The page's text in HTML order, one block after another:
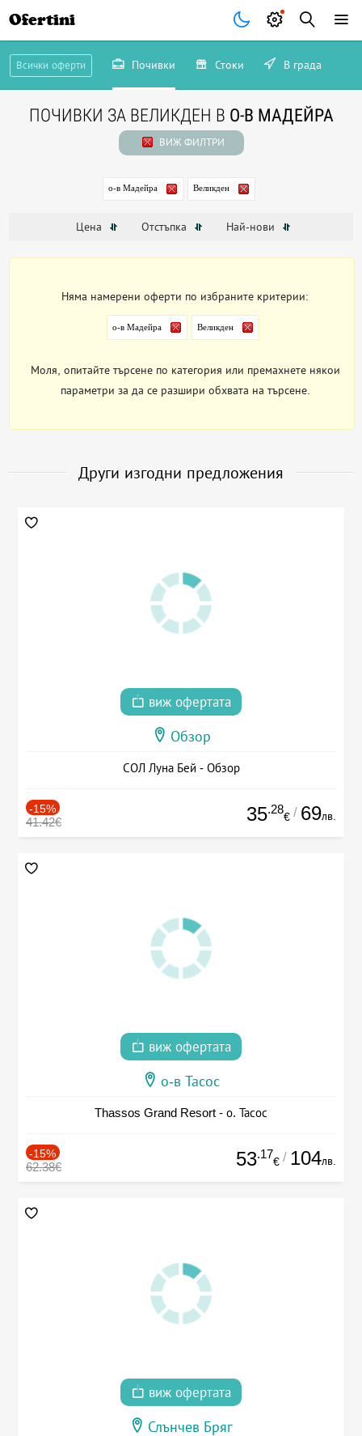
Ofertini
Всички оферти Почивки Стоки В града
ПОЧИВКИ ЗА ВЕЛИКДЕН В О-В МАДЕЙРА
ВИЖ ФИЛТРИ
о-в Мадейра Великден
Цена Отстъпка Най-нови
Няма намерени оферти по избраните критерии:
о-в Мадейра Великден
Моля, опитайте търсене по категория или премахнете някои
параметри за да се разшири обхвата на търсене.
Други изгодни предложения
виж офертата
Обзор
СОЛ Луна Бей - Обзор
-15%
41.42€ 35.28
€ / 69лв.
виж офертата
о-в Тасос
Thassos Grand Resort - о. Тасос
-15%
62.38€ 53.17
€ / 104лв.
виж офертата
Слънчев Бряг